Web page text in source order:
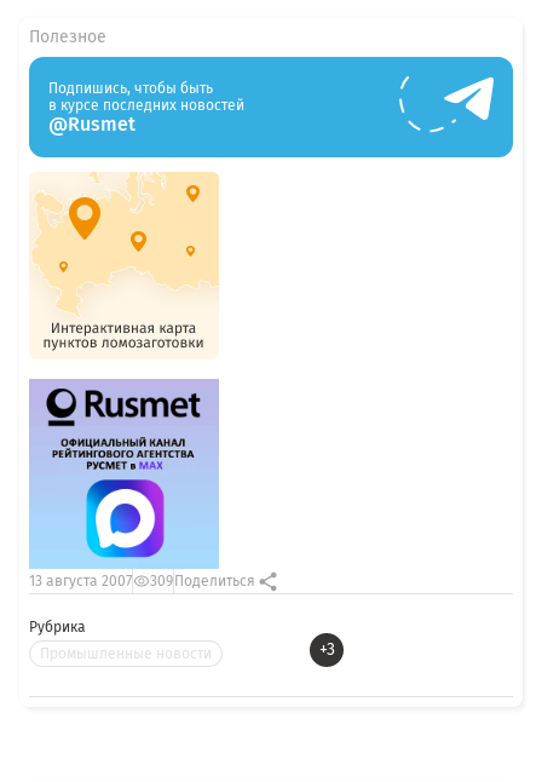
Рубрика
Промышленные новости
+3
13 августа 2007 309 Поделиться
Полезное
Подпишись, чтобы быть
в курсе последних новостей
@Rusmet